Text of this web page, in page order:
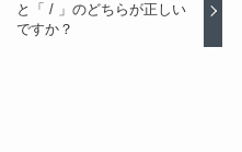
と「 / 」のどちらが正しい
ですか？